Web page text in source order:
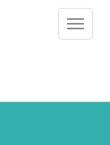
Toggle